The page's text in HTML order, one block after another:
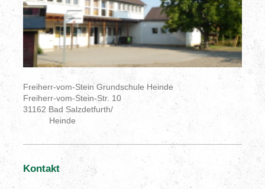
Freiherr-vom-Stein Grundschule Heinde
Freiherr-vom-Stein-Str. 10
31162 Bad Salzdetfurth/
Heinde
Kontakt